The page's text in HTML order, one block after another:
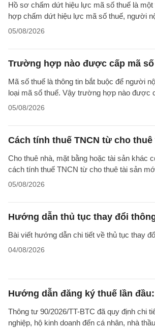
Hồ sơ chấm dứt hiệu lực mã số thuế là
hợp chấm dứt hiệu lực mã số thuế, người
05/08/2026
Trường hợp nào được cấp mã
Mã số thuế là thông tin bắt buộc để người
loại mã số thuế. Vậy trường hợp nào
05/08/2026
Cách tính thuế TNCN từ cho
Cho thuê nhà, mặt bằng hoặc tài sản khác
cách tính thuế TNCN từ cho thuê tài sản
05/08/2026
Hướng dẫn thủ tục thay đổi
Bài viết hướng dẫn chi tiết về thủ tục thay
04/08/2026
Hướng dẫn đăng ký thuế lần
Thông tư 90/2026/TT-BTC đã quy định chi
nghiệp, hộ kinh doanh đến cá nhân, nhà